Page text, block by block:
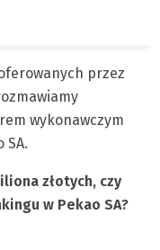
przez
wykonawczym
SA.
złotych, czy
w Pekao SA?